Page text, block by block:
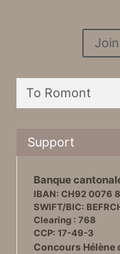
To Romont
Support
Banque
IBAN: CH92 0076
SWIFT/BIC:
Clearing : 768
CCP: 17-49-3
Concours Hélène